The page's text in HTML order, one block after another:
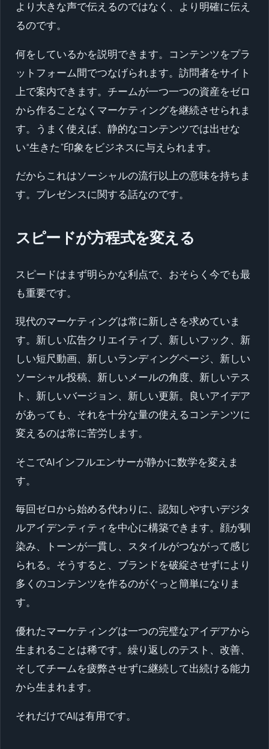
より大きな声で伝えるのではなく、より明確に伝え
るのです。
何をしているかを説明できます。コンテンツをプラ
ットフォーム間でつなげられます。訪問者をサイト
上で案内できます。チームが一つ一つの資産をゼロ
から作ることなくマーケティングを継続させられま
す。うまく使えば、静的なコンテンツでは出せな
い“生きた”印象をビジネスに与えられます。
だからこれはソーシャルの流行以上の意味を持ちま
す。プレゼンスに関する話なのです。
スピードが方程式を変える
スピードはまず明らかな利点で、おそらく今でも最
も重要です。
現代のマーケティングは常に新しさを求めていま
す。新しい広告クリエイティブ、新しいフック、新
しい短尺動画、新しいランディングページ、新しい
ソーシャル投稿、新しいメールの角度、新しいテス
ト、新しいバージョン、新しい更新。良いアイデア
があっても、それを十分な量の使えるコンテンツに
変えるのは常に苦労します。
そこでAIインフルエンサーが静かに数学を変えま
す。
毎回ゼロから始める代わりに、認知しやすいデジタ
ルアイデンティティを中心に構築できます。顔が馴
染み、トーンが一貫し、スタイルがつながって感じ
られる。そうすると、ブランドを破綻させずにより
多くのコンテンツを作るのがぐっと簡単になりま
す。
優れたマーケティングは一つの完璧なアイデアから
生まれることは稀です。繰り返しのテスト、改善、
そしてチームを疲弊させずに継続して出続ける能力
から生まれます。
それだけでAIは有用です。